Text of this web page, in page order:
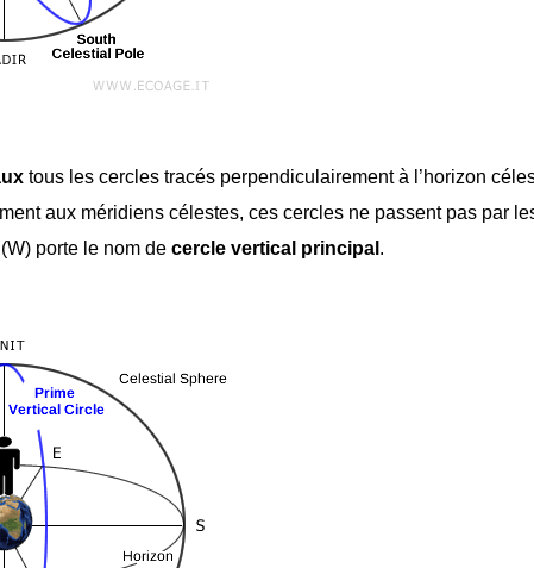
tous les cercles tracés perpendiculairement à l’horizon
aux méridiens célestes, ces cercles ne passent pas par
porte le nom de cercle vertical principal .